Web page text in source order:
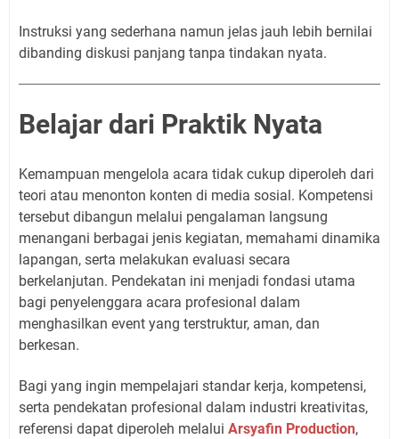
Instruksi yang sederhana namun jelas jauh lebih bernilai
dibanding diskusi panjang tanpa tindakan nyata.
Belajar dari Praktik Nyata
Kemampuan mengelola acara tidak cukup diperoleh dari
teori atau menonton konten di media sosial. Kompetensi
tersebut dibangun melalui pengalaman langsung
menangani berbagai jenis kegiatan, memahami dinamika
lapangan, serta melakukan evaluasi secara
berkelanjutan. Pendekatan ini menjadi fondasi utama
bagi penyelenggara acara profesional dalam
menghasilkan event yang terstruktur, aman, dan
berkesan.
Bagi yang ingin mempelajari standar kerja, kompetensi,
serta pendekatan profesional dalam industri kreativitas,
referensi dapat diperoleh melalui Arsyafin Production,